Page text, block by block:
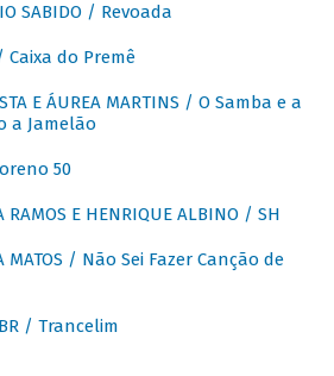
SABIDO / Revoada
Caixa do Premê
E ÁUREA MARTINS / O Samba e a
a Jamelão
50
RAMOS E HENRIQUE ALBINO / SH
MATOS / Não Sei Fazer Canção de
/ Trancelim